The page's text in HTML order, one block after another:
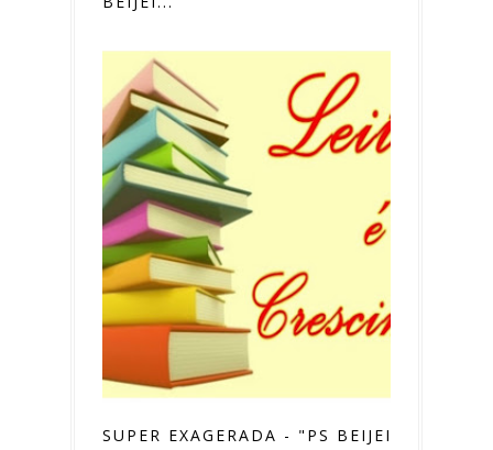
SUPER EXAGERADA - "PS BEIJEI"